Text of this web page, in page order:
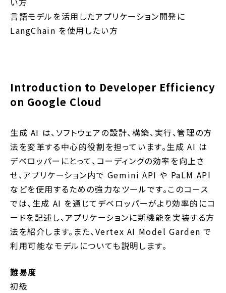
言語モデルを活用したアプリケーション開発に
LangChain を使用したい方
Introduction to Developer Efficiency
on Google Cloud
生成 AI は、ソフトウェアの設計、構築、実行、管理の方
法を変革する中心的役割を担っています。生成 AI は
デベロッパーにとって、コーディングの効率を向上さ
せ、アプリケーション内で Gemini API や PaLM API
などを使用するための強力なツールです。このコース
では、生成 AI を通じてデベロッパーがより効率的にコ
ードを記述し、アプリケーションに新機能を実装する方
法を紹介します。また、Vertex AI Model Garden で
利用可能なモデルについても説明します。
難易度
初級